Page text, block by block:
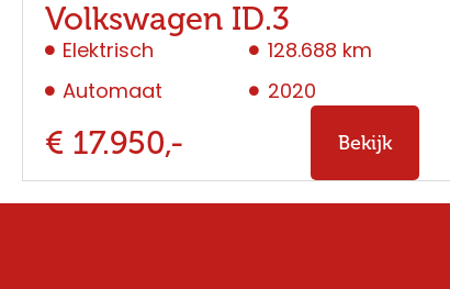
Volkswagen ID.3
Elektrisch
Automaat
128.688 km
2020
€ 17.950,- Bekijk